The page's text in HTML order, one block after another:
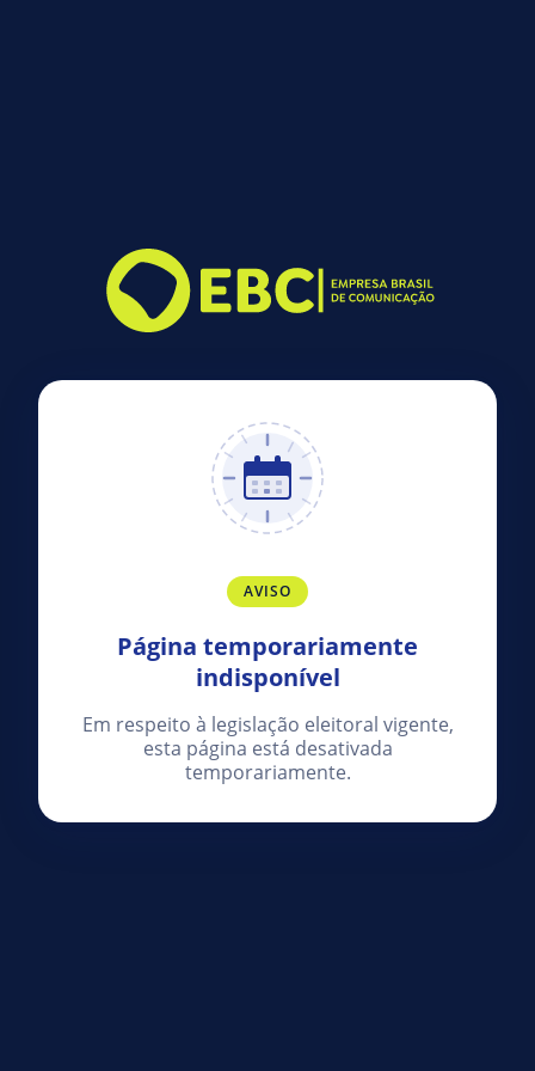
AVISO
Página temporariamente
indisponível
Em respeito à legislação eleitoral vigente,
esta página está desativada
temporariamente.